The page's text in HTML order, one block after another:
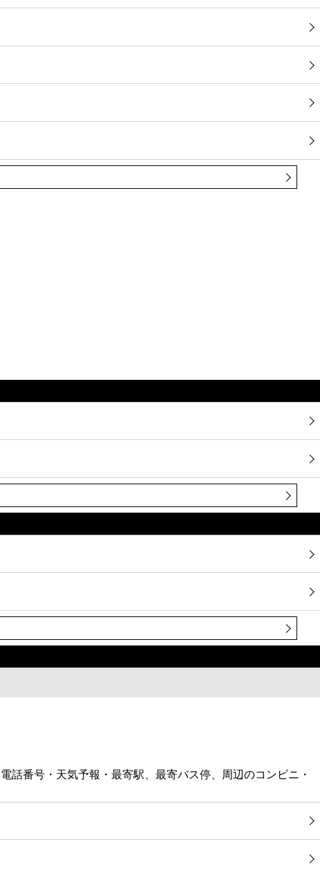
話番号・天気予報・最寄駅、最寄バス停、周辺のコンビニ・